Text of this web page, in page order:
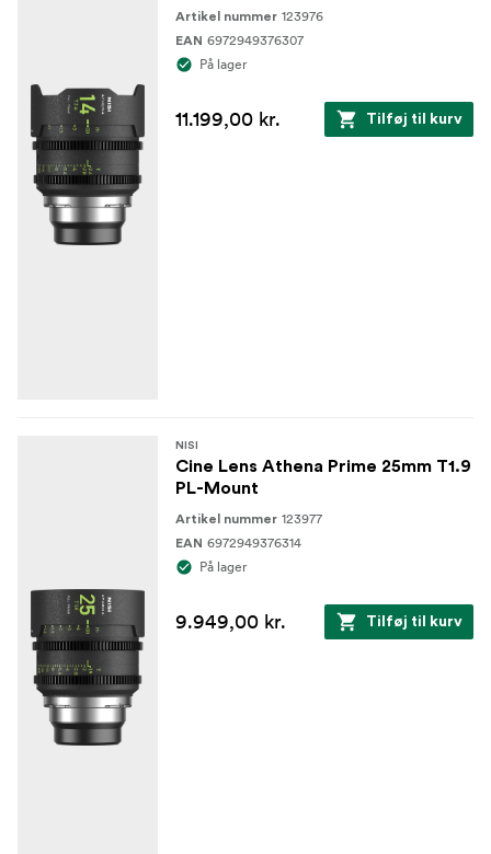
Artikel nummer 123976
EAN 6972949376307
På lager
11.199,00 kr. Tilføj til kurv
NISI
Cine Lens Athena Prime 25mm T1.9
PL-Mount
Artikel nummer 123977
EAN 6972949376314
På lager
9.949,00 kr. Tilføj til kurv